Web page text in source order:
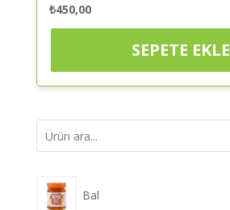
₺450,00
SEPETE EKLE
Bal